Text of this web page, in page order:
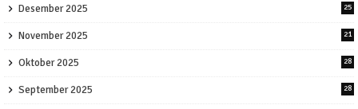
Desember 2025 25
November 2025 21
Oktober 2025 28
September 2025 28